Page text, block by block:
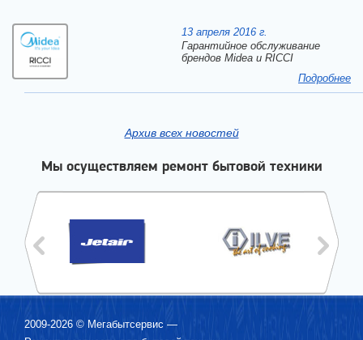
13 апреля 2016 г.
Гарантийное обслуживание
брендов Midea и RICCI
Подробнее
Архив всех новостей
Мы осуществляем ремонт бытовой техники
2009-2026 © Мегабытсервис —